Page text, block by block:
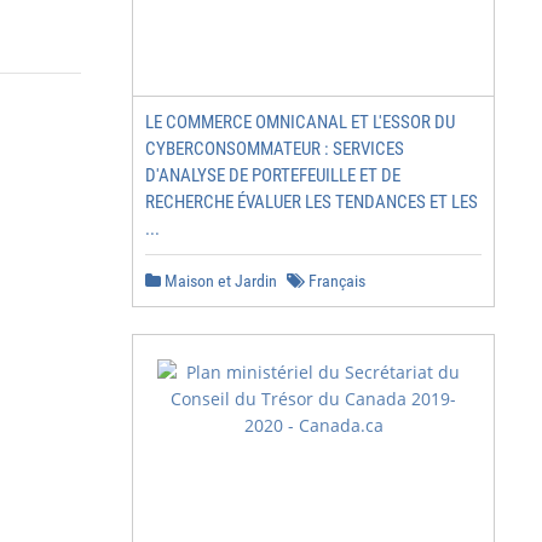
LE COMMERCE OMNICANAL ET L'ESSOR DU
CYBERCONSOMMATEUR : SERVICES
D'ANALYSE DE PORTEFEUILLE ET DE
RECHERCHE ÉVALUER LES TENDANCES ET LES
...
Maison et Jardin Français